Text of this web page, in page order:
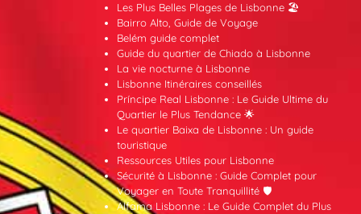
Les Plus Belles Plages de Lisbonne 🏖️
Bairro Alto, Guide de Voyage
Belém guide complet
Guide du quartier de Chiado à Lisbonne
La vie nocturne à Lisbonne
Lisbonne Itinéraires conseillés
Príncipe Real Lisbonne : Le Guide Ultime du
Quartier le Plus Tendance 🌟
Le quartier Baixa de Lisbonne : Un guide
touristique
Ressources Utiles pour Lisbonne
Sécurité à Lisbonne : Guide Complet pour
Voyager en Toute Tranquillité 🛡️
Alfama Lisbonne : Le Guide Complet du Plus